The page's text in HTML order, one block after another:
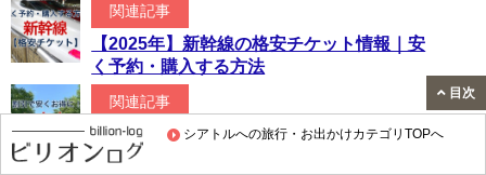
シアトルへの旅行・お出かけカテゴリTOPへ
関連記事
【2025年】新幹線の格安チケット情報｜安
く予約・購入する方法
関連記事
【2026年5月更新】レンタカーのクーポン
情報！安く借りる方法とおすすめサイト
目次